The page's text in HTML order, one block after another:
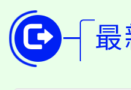
開!
115年
田徑場
桃園市